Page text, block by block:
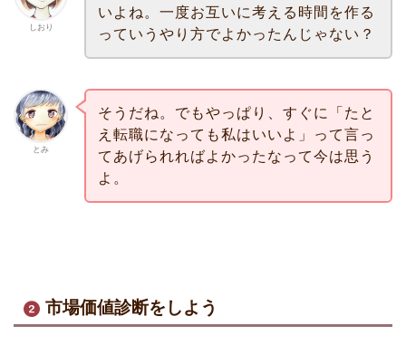
しおり
いよね。一度お互いに考える時間を作る
っていうやり方でよかったんじゃない？
とみ
そうだね。でもやっぱり、すぐに「たと
え転職になっても私はいいよ」って言っ
てあげられればよかったなって今は思う
よ。
市場価値診断をしよう